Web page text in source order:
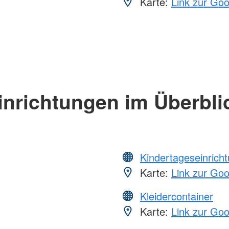
im
Karte: Link zur
Kleidercontainer
Karte: Link zur